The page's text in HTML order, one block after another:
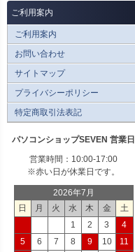
ご利用案内
ご利用案内
お問い合わせ
サイトマップ
プライバシーポリシー
特定商取引法表記
パソコンショップSEVEN 営業日
営業時間：10:00-17:00
※赤い日が休業日です。
2026年7月
日
月 火 水 木 金
土
1
2 3
4
5
6 7 8 9 10
11